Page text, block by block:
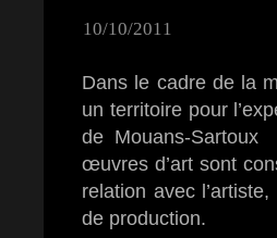
10/10/2011
Dans le cadre de la
un territoire pour
de Mouans-
œuvres d’art sont
relation avec
de production.